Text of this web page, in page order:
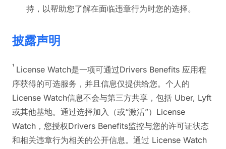
持，以帮助您了解在面临违章行为时您的选择。
披露声明
¹ License Watch是一项可通过Drivers Benefits 应用程
序获得的可选服务，并且信息仅提供给您。个人的
License Watch信息不会与第三方共享，包括 Uber, Lyft
或其他基地。通过选择加入（或“激活”）License
Watch，您授权Drivers Benefits监控与您的许可证状态
和相关违章行为相关的公开信息。通过 License Watch